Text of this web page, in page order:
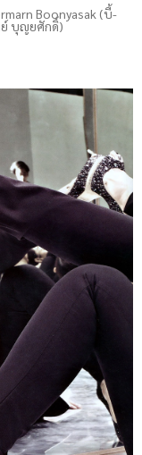
Boonyasak (บี้-
ย์ บุญยศักดิ์)